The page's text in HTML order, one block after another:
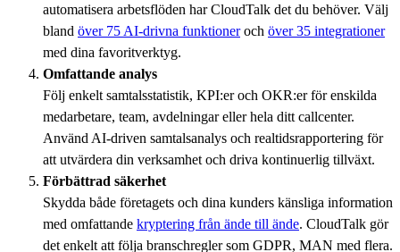
automatisera arbetsflöden har CloudTalk det du behöver. Välj
bland över 75 AI-drivna funktioneroch över 35 integrationer
med dina favoritverktyg.
Omfattande analys
Följ enkelt samtalsstatistik, KPI:er och OKR:er för enskilda
medarbetare, team, avdelningar eller hela ditt callcenter.
Använd AI-driven samtalsanalys och realtidsrapportering för
att utvärdera din verksamhet och driva kontinuerlig tillväxt.
Förbättrad säkerhet
Skydda både företagets och dina kunders känsliga information
med omfattande kryptering från ände till ände. CloudTalk gör
det enkelt att följa branschregler som GDPR, MAN med flera.